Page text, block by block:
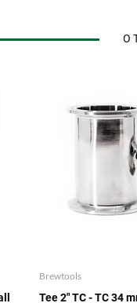
Brewtools
Tee 2" TC - TC 34